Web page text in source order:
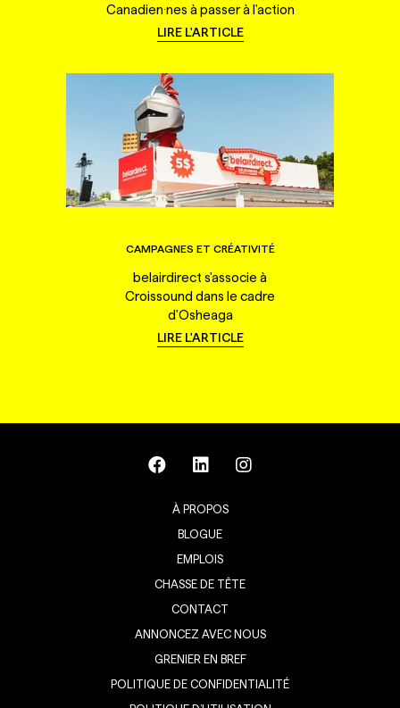
Canadien·nes à passer à l'action
LIRE L'ARTICLE
CAMPAGNES ET CRÉATIVITÉ
belairdirect s'associe à
Croissound dans le cadre
d'Osheaga
LIRE L'ARTICLE
À PROPOS
BLOGUE
EMPLOIS
CHASSE DE TÊTE
CONTACT
ANNONCEZ AVEC NOUS
GRENIER EN BREF
POLITIQUE DE CONFIDENTIALITÉ